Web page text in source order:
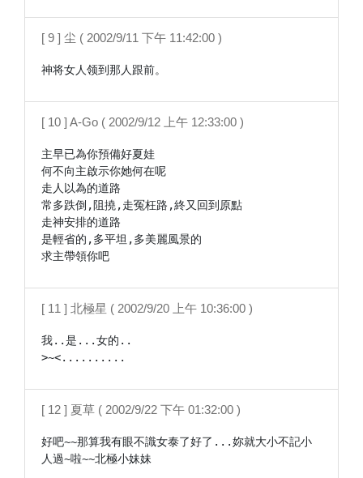
[ 9 ] 尘 ( 2002/9/11 下午 11:42:00 )
神将女人领到那人跟前。
[ 10 ] A-Go ( 2002/9/12 上午 12:33:00 )
主早已為你預備好夏娃
何不向主啟示你她何在呢
走人以為的道路
常多跌倒,阻撓,走冤枉路,終又回到原點
走神安排的道路
是輕省的,多平坦,多美麗風景的
[ 11 ] 北極星 ( 2002/9/20 上午 10:36:00 )
我..是...女的..
>~<..........
[ 12 ] 夏草 ( 2002/9/22 下午 01:32:00 )
好吧~~那算我有眼不識女泰了好了...妳就大小不記小
人過~啦~~北極小妹妹